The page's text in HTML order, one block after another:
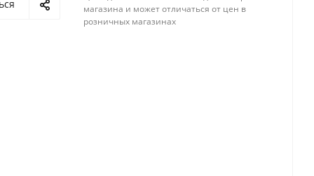
магазина и может отличаться от цен в
розничных магазинах